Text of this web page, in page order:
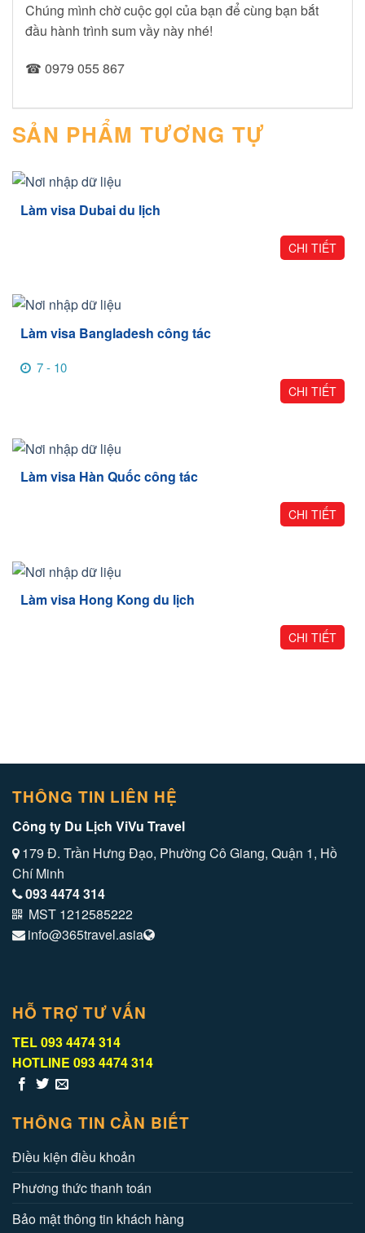
Chúng mình chờ cuộc gọi của bạn để cùng bạn bắt
đầu hành trình sum vầy này nhé!
☎ 0979 055 867
SẢN PHẨM TƯƠNG TỰ
Làm visa Dubai du lịch
CHI TIẾT
Làm visa Bangladesh công tác
7 - 10
CHI TIẾT
Làm visa Hàn Quốc công tác
CHI TIẾT
Làm visa Hong Kong du lịch
CHI TIẾT
THÔNG TIN LIÊN HỆ
Công ty Du Lịch ViVu Travel
179 Đ. Trần Hưng Đạo, Phường Cô Giang, Quận 1, Hồ
Chí Minh
093 4474 314
MST 1212585222
info@365travel.asia
HỖ TRỢ TƯ VẤN
TEL093 4474 314
HOTLINE 093 4474 314
THÔNG TIN CẦN BIẾT
Điều kiện điều khoản
Phương thức thanh toán
Bảo mật thông tin khách hàng